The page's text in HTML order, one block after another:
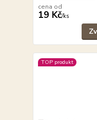
cena od
19 Kč/ks
TOP produkt